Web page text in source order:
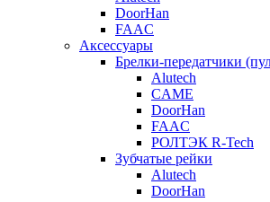
DoorHan
FAAC
Аксессуары
Брелки-передатчики
Alutech
CAME
DoorHan
FAAC
РОЛТЭК R-Tech
Зубчатые рейки
Alutech
DoorHan